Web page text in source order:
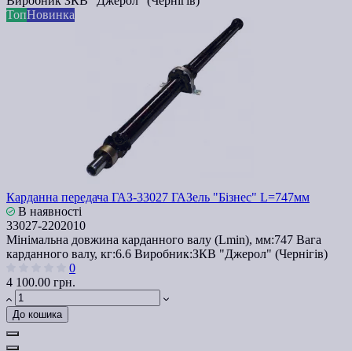
ТопНовинка
Карданна передача ГАЗ-33027 ГАЗель "Бізнес" L=747мм
В наявності
33027-2202010
Мінімальна довжина карданного валу (Lmin), мм:747 Вага
карданного валу, кг:6.6 Виробник:ЗКВ "Джерол" (Чернігів)
0
4 100.00 грн.
До кошика